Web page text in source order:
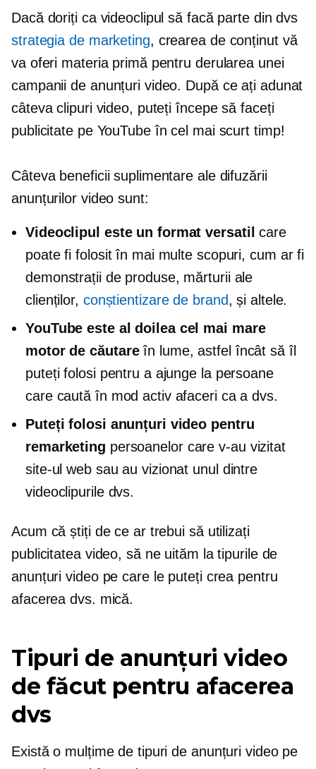
Dacă doriți ca videoclipul să facă parte din dvs
strategia de marketing, crearea de conținut vă
va oferi materia primă pentru derularea unei
campanii de anunțuri video. După ce ați adunat
câteva clipuri video, puteți începe să faceți
publicitate pe YouTube în cel mai scurt timp!
Câteva beneficii suplimentare ale difuzării
anunțurilor video sunt:
Videoclipul este un format versatil care
poate fi folosit în mai multe scopuri, cum ar fi
demonstrații de produse, mărturii ale
clienților, conștientizare de brand, și altele.
YouTube este al doilea cel mai mare
motor de căutareîn lume, astfel încât să îl
puteți folosi pentru a ajunge la persoane
care caută în mod activ afaceri ca a dvs.
Puteți folosi anunțuri video pentru
remarketing persoanelor care v-au vizitat
site-ul web sau au vizionat unul dintre
videoclipurile dvs.
Acum că știți de ce ar trebui să utilizați
publicitatea video, să ne uităm la tipurile de
anunțuri video pe care le puteți crea pentru
afacerea dvs. mică.
Tipuri de anunțuri video
de făcut pentru afacerea
dvs
Există o mulțime de tipuri de anunțuri video pe